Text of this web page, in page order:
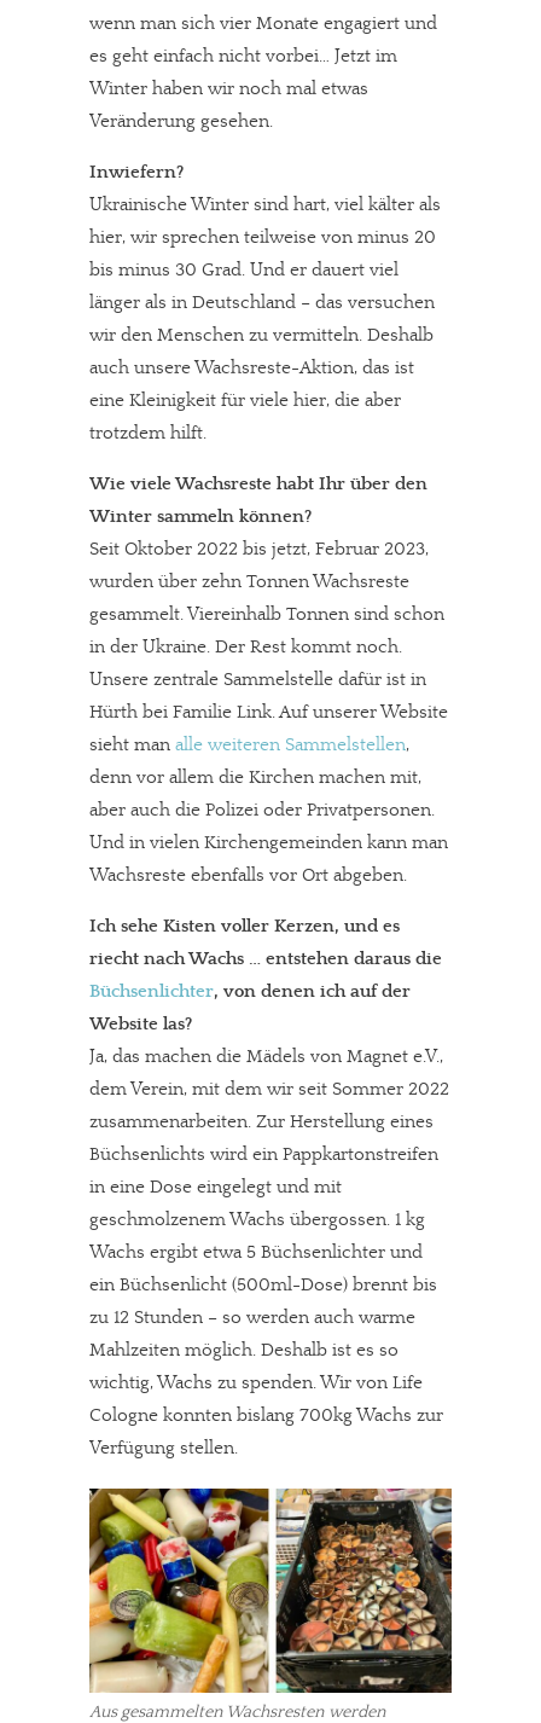
wenn man sich vier Monate engagiert und
es geht einfach nicht vorbei… Jetzt im
Winter haben wir noch mal etwas
Veränderung gesehen.
Inwiefern?
Ukrainische Winter sind hart, viel kälter als
hier, wir sprechen teilweise von minus 20
bis minus 30 Grad. Und er dauert viel
länger als in Deutschland – das versuchen
wir den Menschen zu vermitteln. Deshalb
auch unsere Wachsreste-Aktion, das ist
eine Kleinigkeit für viele hier, die aber
trotzdem hilft.
Wie viele Wachsreste habt Ihr über den
Winter sammeln können?
Seit Oktober 2022 bis jetzt, Februar 2023,
wurden über zehn Tonnen Wachsreste
gesammelt. Viereinhalb Tonnen sind schon
in der Ukraine. Der Rest kommt noch.
Unsere zentrale Sammelstelle dafür ist in
Hürth bei Familie Link. Auf unserer Website
sieht man alle weiteren Sammelstellen,
denn vor allem die Kirchen machen mit,
aber auch die Polizei oder Privatpersonen.
Und in vielen Kirchengemeinden kann man
Wachsreste ebenfalls vor Ort abgeben.
Ich sehe Kisten voller Kerzen, und es
riecht nach Wachs … entstehen daraus die
Büchsenlichter, von denen ich auf der
Website las?
Ja, das machen die Mädels von Magnet e.V.,
dem Verein, mit dem wir seit Sommer 2022
zusammenarbeiten. Zur Herstellung eines
Büchsenlichts wird ein Pappkartonstreifen
in eine Dose eingelegt und mit
geschmolzenem Wachs übergossen. 1 kg
Wachs ergibt etwa 5 Büchsenlichter und
ein Büchsenlicht (500ml-Dose) brennt bis
zu 12 Stunden – so werden auch warme
Mahlzeiten möglich. Deshalb ist es so
wichtig, Wachs zu spenden. Wir von Life
Cologne konnten bislang 700kg Wachs zur
Verfügung stellen.
Aus gesammelten Wachsresten werden